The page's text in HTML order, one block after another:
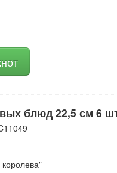
блюд 22,5 см 6